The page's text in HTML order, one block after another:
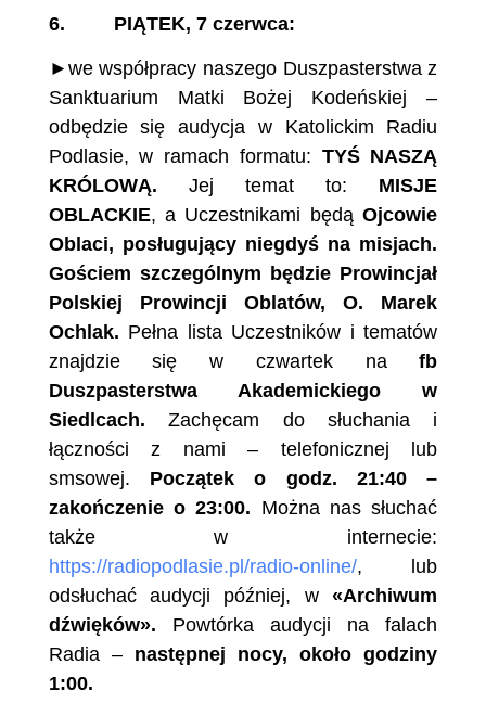
6. PIĄTEK, 7 czerwca:
►we współpracy naszego Duszpasterstwa z
Sanktuarium Matki Bożej Kodeńskiej –
odbędzie się audycja w Katolickim Radiu
Podlasie, w ramach formatu: TYŚ NASZĄ
KRÓLOWĄ. Jej temat to: MISJE
OBLACKIE, a Uczestnikami będąOjcowie
Oblaci, posługujący niegdyś na misjach.
Gościem szczególnym będzie Prowincjał
Polskiej Prowincji Oblatów, O. Marek
Ochlak. Pełna lista Uczestników i tematów
znajdzie się w czwartek nafb
Duszpasterstwa Akademickiego w
Siedlcach.Zachęcam do słuchania i
łączności z nami – telefonicznej lub
smsowej. Początek o godz. 21:40 –
zakończenie o 23:00. Można nas słuchać
także w internecie:
https://radiopodlasie.pl/radio-online/, lub
odsłuchać audycji później, w«Archiwum
dźwięków». Powtórka audycji na falach
Radia – następnej nocy, około godziny
1:00.